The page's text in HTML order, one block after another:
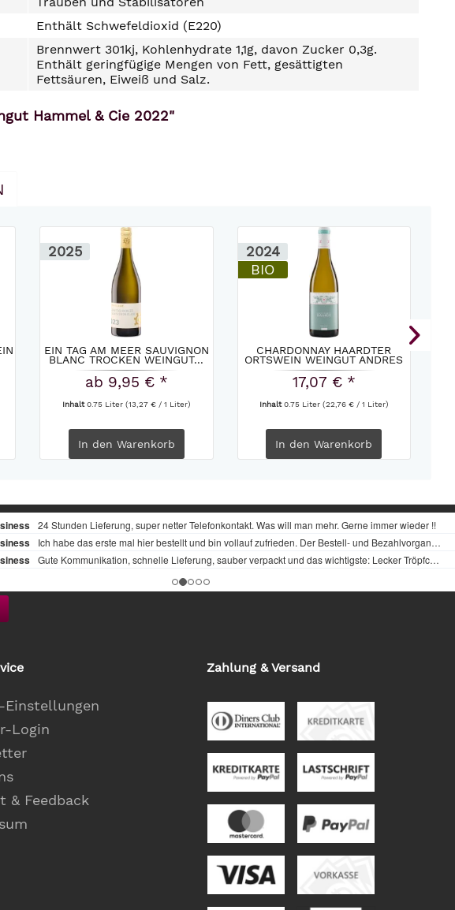
Enthält Schwefeldioxid (E220)
Brennwert 301kj, Kohlenhydrate 1,1g, davon Zucker 0,3g.
Enthält geringfügige Mengen von Fett, gesättigten
Fettsäuren, Eiweiß und Salz.
Hammel & Cie 2022"
2025
EIN TAG AM MEER SAUVIGNON
BLANC TROCKEN WEINGUT...
ab 9,95 € *
Inhalt0.75 Liter (13,27 € / 1 Liter)
In den Warenkorb
2024
BIO
CHARDONNAY HAARDTER
ORTSWEIN WEINGUT ANDRES
2024
17,07 € *
Inhalt0.75 Liter (22,76 € / 1 Liter)
In den Warenkorb
Einstellungen
Login
& Feedback
Zahlung & Versand